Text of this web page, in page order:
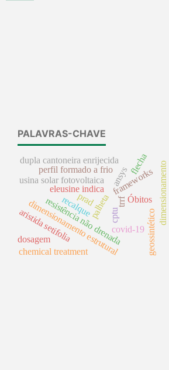
PALAVRAS-CHAVE
frameworks
eleusine indica
cptu
palheta
resistência não drenada
dimensionamento estruturaltrrf Óbitos
covid-19
aristida setifolia
chemical treatment
dimensionamento
usina solar fotovoltaica ansys
dupla cantoneira enrijecida
perfil formado a frio
flecha
geossintético
prad
dosagem
recalque